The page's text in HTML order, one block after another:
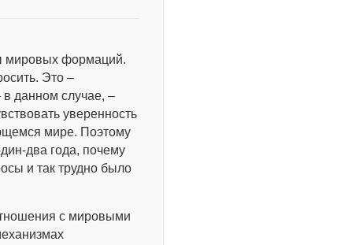
мировых формаций.
Это –
данном случае, –
уверенность
мире. Поэтому
два года, почему
и так трудно было
с мировыми